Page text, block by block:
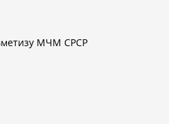
МЧМ СРСР